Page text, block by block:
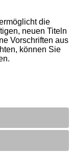
die
neuen Titeln
Vorschriften aus
können Sie